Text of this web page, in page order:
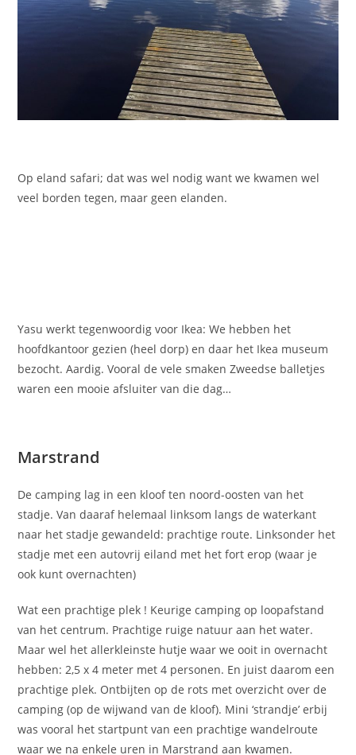
Op eland safari; dat was wel nodig want we kwamen wel
veel borden tegen, maar geen elanden.
Yasu werkt tegenwoordig voor Ikea: We hebben het
hoofdkantoor gezien (heel dorp) en daar het Ikea museum
bezocht. Aardig. Vooral de vele smaken Zweedse balletjes
waren een mooie afsluiter van die dag…
Marstrand
De camping lag in een kloof ten noord-oosten van het
stadje. Van daaraf helemaal linksom langs de waterkant
naar het stadje gewandeld: prachtige route. Linksonder het
stadje met een autovrij eiland met het fort erop (waar je
ook kunt overnachten)
Wat een prachtige plek ! Keurige camping op loopafstand
van het centrum. Prachtige ruige natuur aan het water.
Maar wel het allerkleinste hutje waar we ooit in overnacht
hebben: 2,5 x 4 meter met 4 personen. En juist daarom een
prachtige plek. Ontbijten op de rots met overzicht over de
camping (op de wijwand van de kloof). Mini ‘strandje’ erbij
was vooral het startpunt van een prachtige wandelroute
waar we na enkele uren in Marstrand aan kwamen.